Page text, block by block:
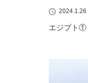
2024.1.26
エジプト①